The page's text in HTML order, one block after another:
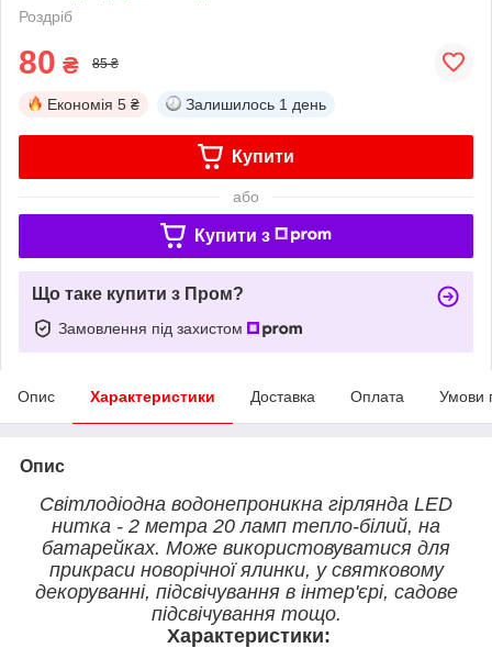
Роздріб
80 ₴ 85 ₴
Економія 5 ₴ Залишилось 1 день
Купити
або
Купити з
Що таке купити з Пром?
Замовлення під захистом
Опис Характеристики Доставка Оплата Умови
Опис
Світлодіодна водонепроникна гірлянда LED
нитка - 2 метра 20 ламп тепло-білий, на
батарейках. Може використовуватися для
прикраси новорічної ялинки, у святковому
декоруванні, підсвічування в інтер'єрі, садове
підсвічування тощо.
Характеристики: